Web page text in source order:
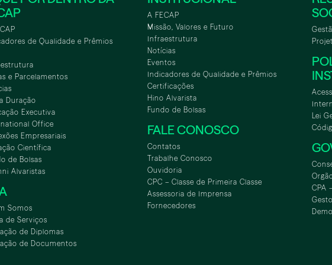
de Qualidade e Prêmios
e Parcelamentos
Duração
Executiva
Office
Empresariais
Científica
de Bolsas
Alvaristas
Somos
de Serviços
de Diplomas
de Documentos
A FECAP
Missão, Valores e Futuro
Infraestrutura
Notícias
Eventos
Indicadores de Qualidade e Prêmios
Certificações
Hino Alvarista
Fundo de Bolsas
FALE CONOSCO
Contatos
Trabalhe Conosco
Ouvidoria
CPC – Classe de Primeira Classe
Assessoria de Imprensa
Fornecedores
Lei
CPA